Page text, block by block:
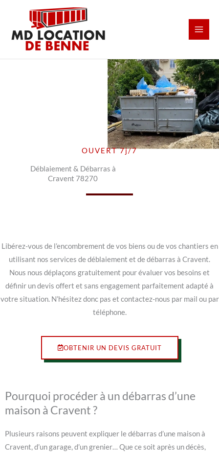
contenu
OUVERT 7j/7
Déblaiement & Débarras à
Cravent 78270
Libérez-vous de l’encombrement de vos biens ou de vos chantiers en
utilisant nos services de déblaiement et de débarras à Cravent.
Nous nous déplaçons gratuitement pour évaluer vos besoins et
définir un devis offert et sans engagement parfaitement adapté à
votre situation. N’hésitez donc pas et contactez-nous par mail ou par
téléphone.
OBTENIR UN DEVIS GRATUIT
Pourquoi procéder à un débarras d’une
maison à Cravent ?
Plusieurs raisons peuvent expliquer le débarras d’une maison à
Cravent, d’un garage, d’un grenier… Que ce soit après un décès,